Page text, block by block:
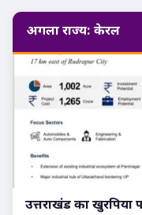
अगला राज्य: केरल
उत्तराखंड का खुरपिया